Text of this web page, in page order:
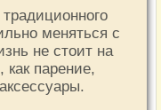
меняться с
не стоит на
как парение,